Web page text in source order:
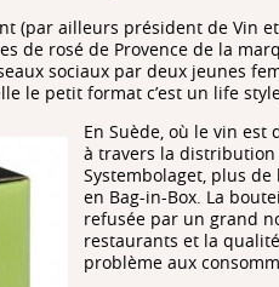
(par ailleurs président de Vin
de rosé de Provence de la
sociaux par deux jeunes
le petit format c’est un life
En Suède, où le vin est
à travers la
Systembolaget, plus
en Bag-in-Box. La
refusée par un grand
restaurants et la
problème aux